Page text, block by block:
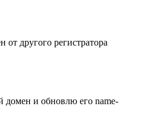
от другого регистратора
домен и обновлю его name-